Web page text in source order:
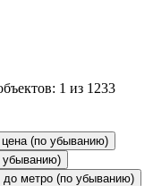
1 из 1233
цена (по убыванию)
до метро (по убыванию)